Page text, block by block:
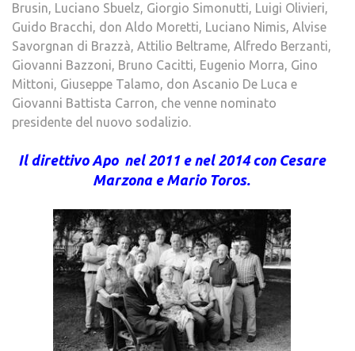
Brusin, Luciano Sbuelz, Giorgio Simonutti, Luigi Olivieri,
Guido Bracchi, don Aldo Moretti, Luciano Nimis, Alvise
Savorgnan di Brazzà, Attilio Beltrame, Alfredo Berzanti,
Giovanni Bazzoni, Bruno Cacitti, Eugenio Morra, Gino
Mittoni, Giuseppe Talamo, don Ascanio De Luca e
Giovanni Battista Carron, che venne nominato
presidente del nuovo sodalizio.
Il direttivo Apo nel 2011 e nel 2014 con Cesare
Marzona e Mario Toros.